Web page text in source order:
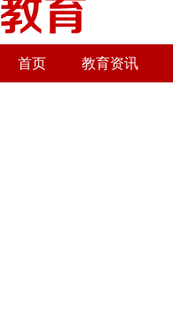
首页 教育资讯